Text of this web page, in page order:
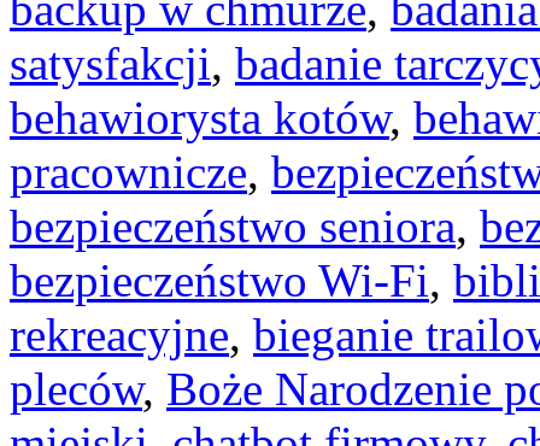
satysfakcji, badanie
behawiorysta kotów,
pracownicze,
bezpieczeństwo seniora,
bezpieczeństwo Wi-Fi,
rekreacyjne, bieganie
pleców, Boże Narodzenie